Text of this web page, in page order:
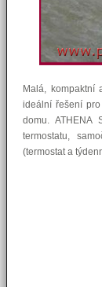
Malá, kompaktní
ideální řešení
domu. ATHENA
termostatu,
(termostat a